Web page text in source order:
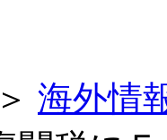
＞ 海外情